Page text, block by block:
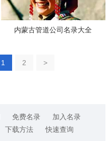
内蒙古管道公司名录大全
1 2 >
免费名录
加入名录
下载方法 快速查询